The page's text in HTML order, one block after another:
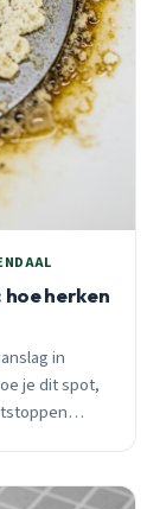
herken
in
je dit spot,